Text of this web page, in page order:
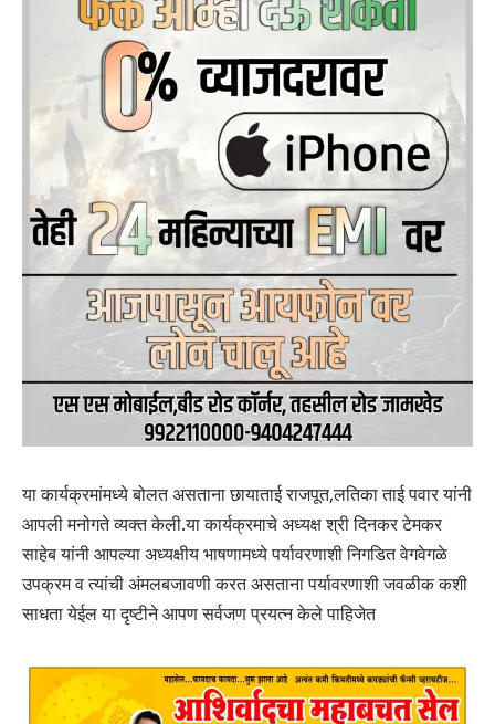
या कार्यक्रमांमध्ये बोलत असताना छायाताई राजपूत,लतिका ताई पवार यांनी
आपली मनोगते व्यक्त केली.या कार्यक्रमाचे अध्यक्ष श्री दिनकर टेमकर
साहेब यांनी आपल्या अध्यक्षीय भाषणामध्ये पर्यावरणाशी निगडित वेगवेगळे
उपक्रम व त्यांची अंमलबजावणी करत असताना पर्यावरणाशी जवळीक कशी
साधता येईल या दृष्टीने आपण सर्वजण प्रयत्न केले पाहिजेत